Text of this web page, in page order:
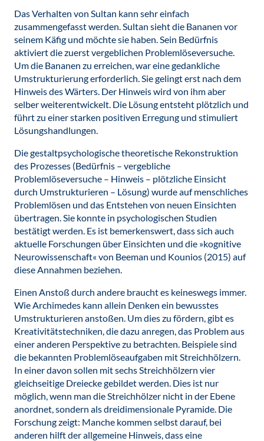
Das Verhalten von Sultan kann sehr einfach
zusammengefasst werden. Sultan sieht die Bananen vor
seinem Käfig und möchte sie haben. Sein Bedürfnis
aktiviert die zuerst vergeblichen Problemlöseversuche.
Um die Bananen zu erreichen, war eine gedankliche
Umstrukturierung erforderlich. Sie gelingt erst nach dem
Hinweis des Wärters. Der Hinweis wird von ihm aber
selber weiterentwickelt. Die Lösung entsteht plötzlich und
führt zu einer starken positiven Erregung und stimuliert
Lösungshandlungen.
Die gestaltpsychologische theoretische Rekonstruktion
des Prozesses (Bedürfnis – vergebliche
Problemlöseversuche – Hinweis – plötzliche Einsicht
durch Umstrukturieren – Lösung) wurde auf menschliches
Problemlösen und das Entstehen von neuen Einsichten
übertragen. Sie konnte in psychologischen Studien
bestätigt werden. Es ist bemerkenswert, dass sich auch
aktuelle Forschungen über Einsichten und die »kognitive
Neurowissenschaft« von Beeman und Kounios (2015) auf
diese Annahmen beziehen.
Einen Anstoß durch andere braucht es keineswegs immer.
Wie Archimedes kann allein Denken ein bewusstes
Umstrukturieren anstoßen. Um dies zu fördern, gibt es
Kreativitätstechniken, die dazu anregen, das Problem aus
einer anderen Perspektive zu betrachten. Beispiele sind
die bekannten Problemlöseaufgaben mit Streichhölzern.
In einer davon sollen mit sechs Streichhölzern vier
gleichseitige Dreiecke gebildet werden. Dies ist nur
möglich, wenn man die Streichhölzer nicht in der Ebene
anordnet, sondern als dreidimensionale Pyramide. Die
Forschung zeigt: Manche kommen selbst darauf, bei
anderen hilft der allgemeine Hinweis, dass eine